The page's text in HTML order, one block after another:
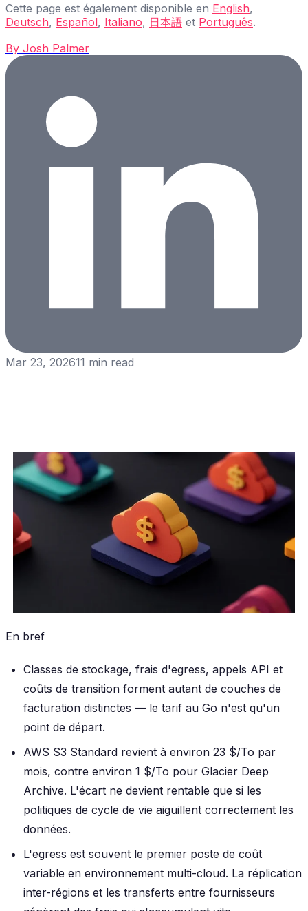
Cette page est également disponible en English,
Deutsch, Español, Italiano, 日本語 et Português.
By Josh Palmer
Mar 23, 202611 min read
En bref
Classes de stockage, frais d'egress, appels API et
coûts de transition forment autant de couches de
facturation distinctes — le tarif au Go n'est qu'un
point de départ.
AWS S3 Standard revient à environ 23 $/To par
mois, contre environ 1 $/To pour Glacier Deep
Archive. L'écart ne devient rentable que si les
politiques de cycle de vie aiguillent correctement les
données.
L'egress est souvent le premier poste de coût
variable en environnement multi-cloud. La réplication
inter-régions et les transferts entre fournisseurs